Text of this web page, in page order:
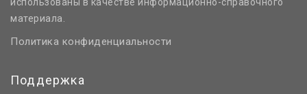
материала.
Политика конфиденциальности
Поддержка